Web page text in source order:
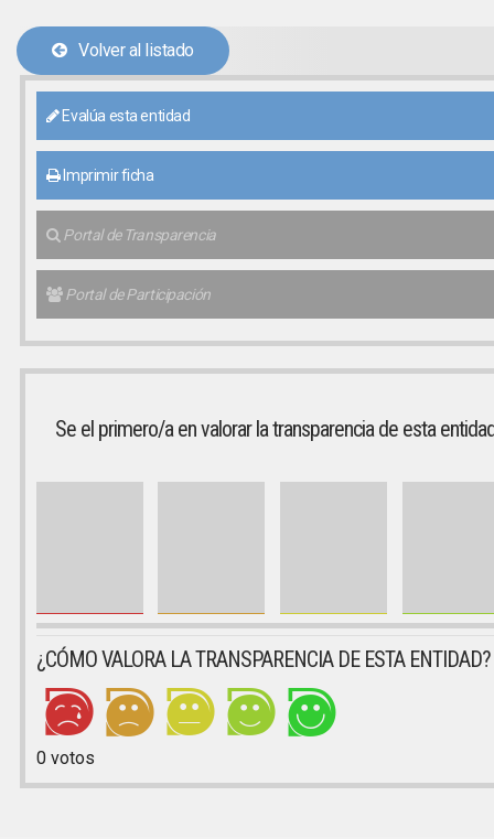
Volver al listado
Evalúa esta entidad
Imprimir ficha
Portal de Transparencia
Portal de Participación
Se el primero/a en valorar la transparencia de esta
¿CÓMO VALORA LA TRANSPARENCIA DE ESTA ENTIDAD?
0votos